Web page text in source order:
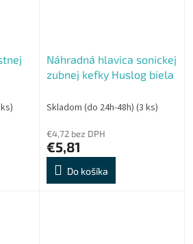
Náhradná hlavica sonickej
zubnej kefky Huslog biela
Skladom (do 24h-48h) (3 ks)
€4,72 bez DPH
€5,81
Do košíka